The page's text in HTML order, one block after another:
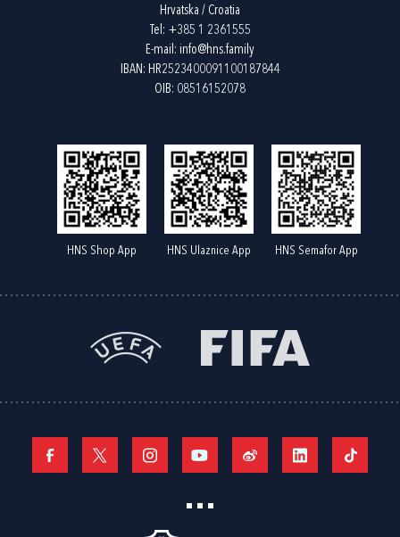
Hrvatska / Croatia
Tel: +385 1 2361555
E-mail: info@hns.family
IBAN: HR2523400091100187844
OIB: 08516152078
HNS Shop App HNS Ulaznice App HNS Semafor App